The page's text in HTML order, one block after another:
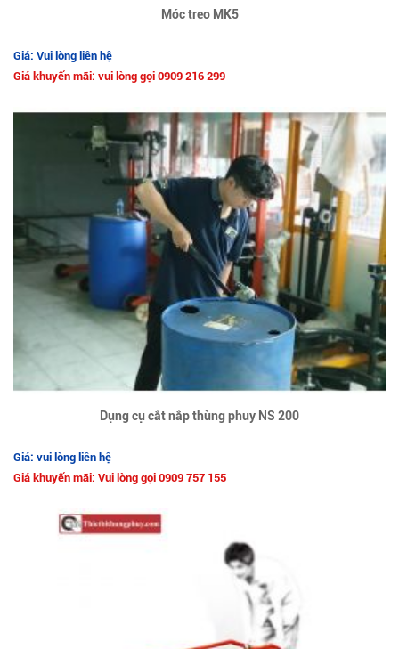
Móc treo MK5
Giá: Vui lòng liên hệ
Giá khuyến mãi: vui lòng gọi 0909 216 299
Dụng cụ cắt nắp thùng phuy NS 200
Giá: vui lòng liên hệ
Giá khuyến mãi: Vui lòng gọi 0909 757 155